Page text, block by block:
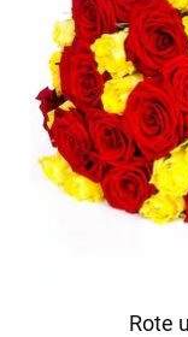
Rote